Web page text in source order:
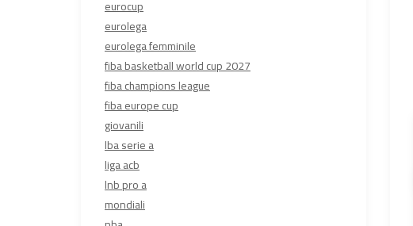
eurocup
eurolega
eurolega femminile
fiba basketball world cup 2027
fiba champions league
fiba europe cup
giovanili
lba serie a
liga acb
lnb pro a
mondiali